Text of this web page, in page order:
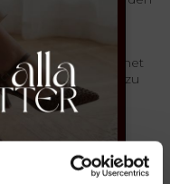
ausgezeichnet
bis hin zu